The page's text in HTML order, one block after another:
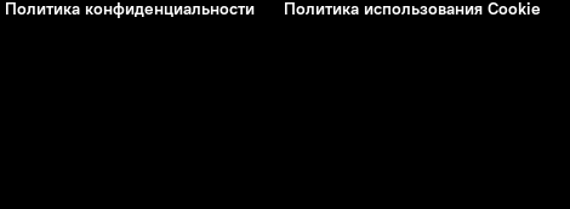
Политика конфиденциальности Политика использования Cookie